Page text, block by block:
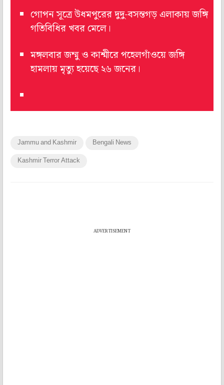
গোপন সূত্রে উধমপুরের দুদু-বসন্তগড় এলাকায় জঙ্গি
গতিবিধির খবর মেলে।
মঙ্গলবার জম্মু ও কাশ্মীরে পহেলগাঁওয়ে জঙ্গি
হামলায় মৃত্যু হয়েছে ২৬ জনের।
Jammu and Kashmir Bengali News
Kashmir Terror Attack
ADVERTISEMENT